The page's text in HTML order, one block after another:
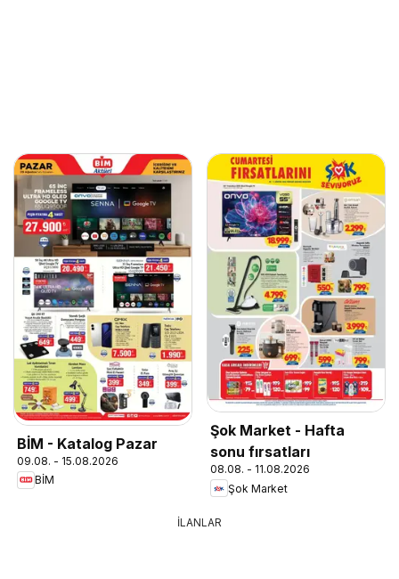
BİM - Katalog Pazar
09.08. - 15.08.2026
BİM
Şok Market - Hafta
sonu fırsatları
08.08. - 11.08.2026
Şok Market
İLANLAR